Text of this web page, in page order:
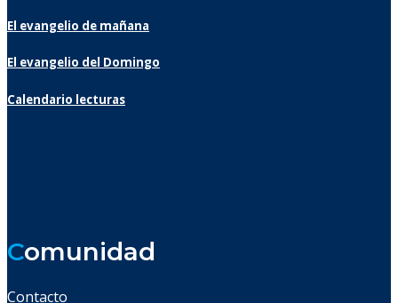
El evangelio de mañana
El evangelio del Domingo
Calendario lecturas
Comunidad
Contacto